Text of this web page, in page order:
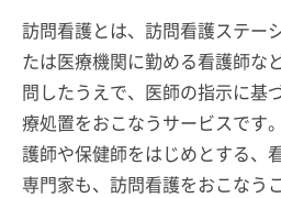
訪問看護とは、訪問看護ステー
たは医療機関に勤める看護師な
問したうえで、医師の指示に基
療処置をおこなうサービスです
護師や保健師をはじめとする、
専門家も、訪問看護をおこなう